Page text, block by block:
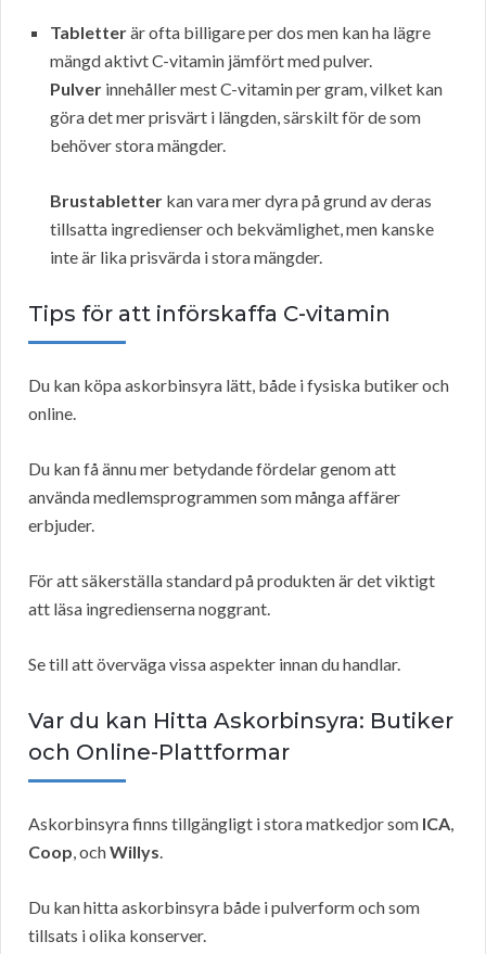
Tabletterär ofta billigare per dos men kan ha lägre
mängd aktivt C-vitamin jämfört med pulver.
Pulver innehåller mest C-vitamin per gram, vilket kan
göra det mer prisvärt i längden, särskilt för de som
behöver stora mängder.
Brustabletter kan vara mer dyra på grund av deras
tillsatta ingredienser och bekvämlighet, men kanske
inte är lika prisvärda i stora mängder.
Tips för att införskaffa C-vitamin
Du kan köpa askorbinsyra lätt, både i fysiska butiker och
online.
Du kan få ännu mer betydande fördelar genom att
använda medlemsprogrammen som många affärer
erbjuder.
För att säkerställa standard på produkten är det viktigt
att läsa ingredienserna noggrant.
Se till att överväga vissa aspekter innan du handlar.
Var du kan Hitta Askorbinsyra: Butiker
och Online-Plattformar
Askorbinsyra finns tillgängligt i stora matkedjor som ICA,
Coop, ochWillys.
Du kan hitta askorbinsyra både i pulverform och som
tillsats i olika konserver.